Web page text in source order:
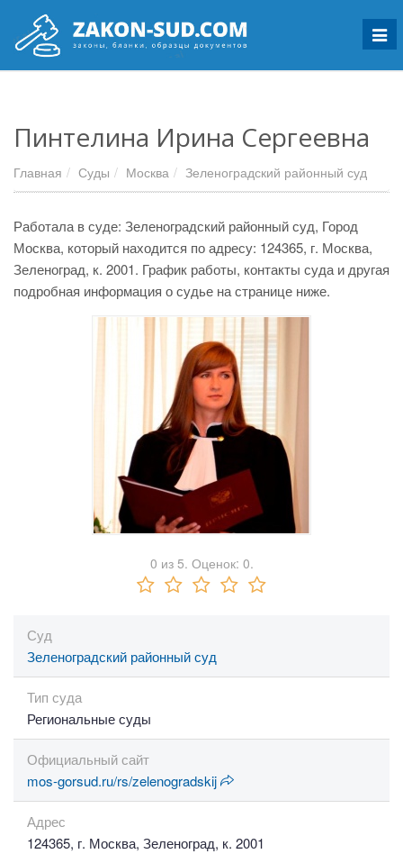
Пинтелина Ирина Сергеевна
Главная Суды Москва Зеленоградский районный суд
Работала в суде: Зеленоградский районный суд, Город
Москва, который находится по адресу: 124365, г. Москва,
Зеленоград, к. 2001. График работы, контакты суда и другая
подробная информация о судье на странице ниже.
0 из 5. Оценок: 0.
Суд
Зеленоградский районный суд
Тип суда
Региональные суды
Официальный сайт
mos-gorsud.ru/rs/zelenogradskij
Адрес
124365, г. Москва, Зеленоград, к. 2001